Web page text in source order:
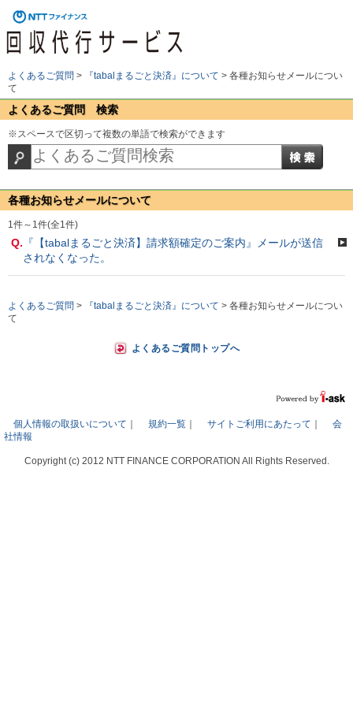
よくあるご質問 > 『tabalまるごと決済』について > 各種お知らせメールについ
て
よくあるご質問 検索
※スペースで区切って複数の単語で検索ができます
各種お知らせメールについて
1件～1件(全1件)
Q. 『【tabalまるごと決済】請求額確定のご案内』メールが送信
されなくなった。
よくあるご質問 > 『tabalまるごと決済』について > 各種お知らせメールについ
て
よくあるご質問トップへ
個人情報の取扱いについて 規約一覧 サイトご利用にあたって
会
社情報
Copyright (c) 2012 NTT FINANCE CORPORATION All Rights Reserved.